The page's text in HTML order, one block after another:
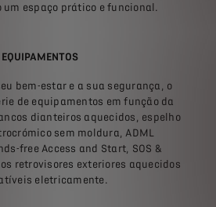
um espaço prático e funcional.
EQUIPAMENTOS
bem-estar e a sua segurança, o
de equipamentos em função da
dianteiros aquecidos, espelho
sem moldura, ADML
free Access and Start, SOS &
retrovisores exteriores aquecidos
eletricamente.